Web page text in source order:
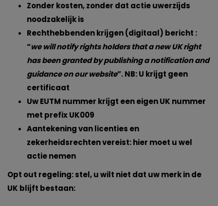
Zonder kosten, zonder dat actie uwerzijds
noodzakelijk is
Rechthebbenden krijgen (digitaal) bericht :
“we will notify rights holders that a new UK right
has been granted by publishing a notification and
guidance on our website”. NB: U krijgt geen
certificaat
Uw EUTM nummer krijgt een eigen UK nummer
met prefix UK009
Aantekening van licenties en
zekerheidsrechten vereist: hier moet u wel
actie nemen
Opt out regeling: stel, u wilt niet dat uw merk in de
UK blijft bestaan: